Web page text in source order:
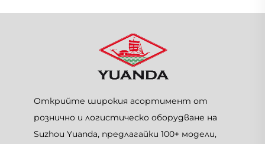
Открийте широкия асортимент от
рознично и логистическо оборудване на
Suzhou Yuanda, предлагайки 100+ модели,